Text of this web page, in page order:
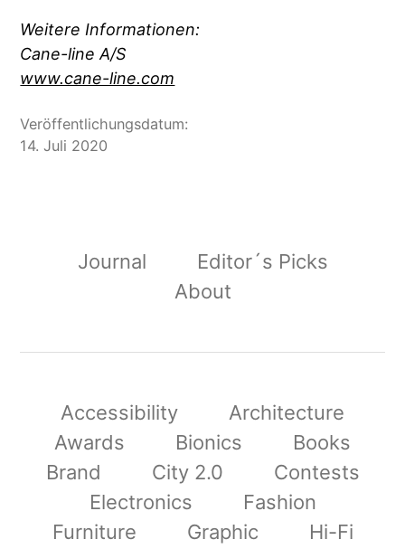
Weitere Informationen:
Cane-line A/S
www.cane-line.com
Veröffentlichungsdatum:
14. Juli 2020
Journal
Editor´s Picks
About
Accessibility
Architecture
Awards
Bionics
Books
Brand
City 2.0
Contests
Electronics
Fashion
Furniture
Graphic
Hi-Fi